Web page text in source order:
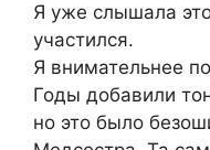
Я уже слышала
участился.
Я внимательнее
Годы добавили
но это было